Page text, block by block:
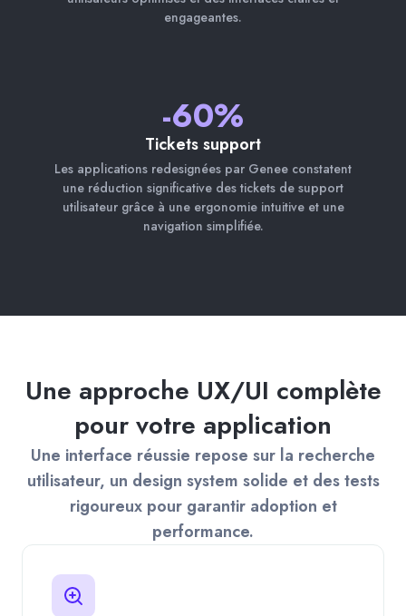
engageantes.
-60%
Tickets support
Les applications redesignées par Genee constatent
une réduction significative des tickets de support
utilisateur grâce à une ergonomie intuitive et une
navigation simplifiée.
Une approche UX/UI complète
pour votre application
Une interface réussie repose sur la recherche
utilisateur, un design system solide et des tests
rigoureux pour garantir adoption et
performance.